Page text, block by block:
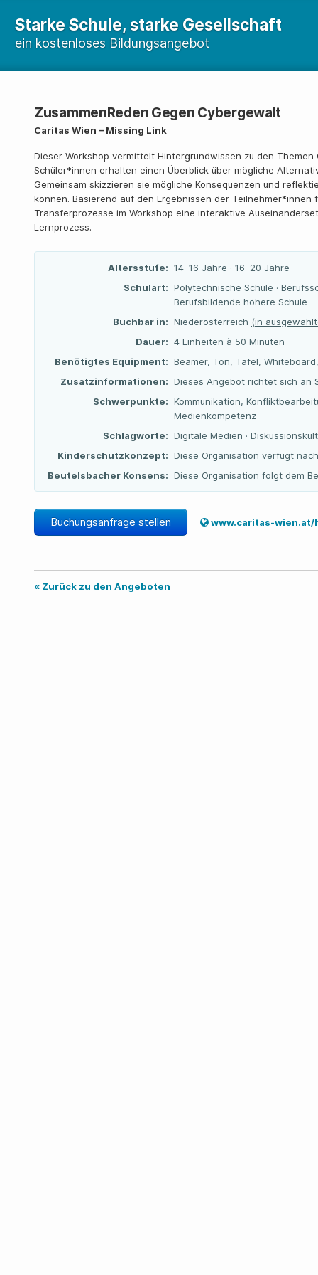
Starke Schule, starke Gesellschaft
ein kostenloses Bildungsangebot
ZusammenReden Gegen Cybergewalt
Caritas Wien – Missing Link
Dieser Workshop vermittelt Hintergrundwissen zu den
Schüler*innen erhalten einen Überblick über mögliche
Gemeinsam skizzieren sie mögliche Konsequenzen und
können. Basierend auf den Ergebnissen der
Transferprozesse im Workshop eine interaktive
Lernprozess.
Altersstufe: 14–16 Jahre · 16–20 Jahre
Schulart: Polytechnische Schule ·
Berufsbildende höhere Schule
Buchbar in: Niederösterreich (in
Dauer: 4 Einheiten à 50 Minuten
Benötigtes Equipment: Beamer, Ton, Tafel,
Zusatzinformationen: Dieses Angebot richtet sich an
Schwerpunkte: Kommunikation,
Medienkompetenz
Schlagworte: Digitale Medien ·
Kinderschutzkonzept: Diese Organisation verfügt
Beutelsbacher Konsens: Diese Organisation folgt dem
Buchungsanfrage stellen www.caritas-wien.at/
« Zurück zu den Angeboten